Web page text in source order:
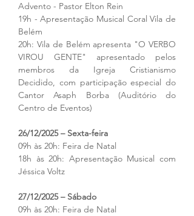
Advento - Pastor Elton Rein
19h - Apresentação Musical Coral Vila de
Belém
20h: Vila de Belém apresenta "O VERBO
VIROU GENTE" apresentado pelos
membros da Igreja Cristianismo
Decidido, com participação especial do
Cantor Asaph Borba (Auditório do
Centro de Eventos)
26/12/2025 – Sexta-feira
09h às 20h: Feira de Natal
18h às 20h: Apresentação Musical com
Jéssica Voltz
27/12/2025 – Sábado
09h às 20h: Feira de Natal